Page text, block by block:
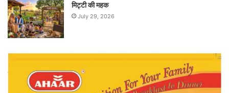
मिट्टी की महक
July 29, 2026